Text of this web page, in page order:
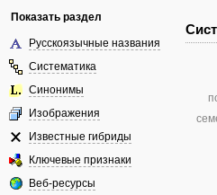
Показать раздел
Русскоязычные названия
Систематика
Синонимы
Изображения
Известные гибриды
Ключевые признаки
Веб-ресурсы